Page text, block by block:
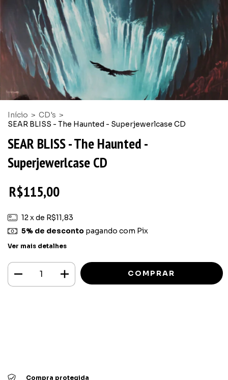
Início > CD's >
SEAR BLISS - The Haunted - Superjewerlcase CD
SEAR BLISS - The Haunted -
Superjewerlcase CD
R$115,00
12x de R$11,83
5% de descontopagando com Pix
Ver mais detalhes
Compra protegida